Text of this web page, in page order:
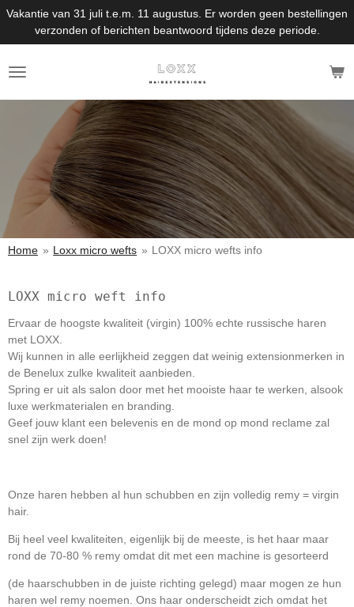
Ga
direct
naar
de
hoofdinhoud
Vakantie van 31 juli t.e.m. 11 augustus. Er worden geen bestellingen
verzonden of berichten beantwoord tijdens deze periode.
Home » Loxx micro wefts » LOXX micro wefts info
LOXX micro weft info
Ervaar de hoogste kwaliteit (virgin) 100% echte russische haren
met LOXX.
Wij kunnen in alle eerlijkheid zeggen dat weinig extensionmerken in
de Benelux zulke kwaliteit aanbieden.
Spring er uit als salon door met het mooiste haar te werken, alsook
luxe werkmaterialen en branding.
Geef jouw klant een belevenis en de mond op mond reclame zal
snel zijn werk doen!
Onze haren hebben al hun schubben en zijn volledig remy = virgin
hair.
Bij heel veel kwaliteiten, eigenlijk bij de meeste, is het haar maar
rond de 70-80 % remy omdat dit met een machine is gesorteerd
(de haarschubben in de juiste richting gelegd) maar mogen ze hun
haren wel remy noemen. Ons haar onderscheidt zich omdat het